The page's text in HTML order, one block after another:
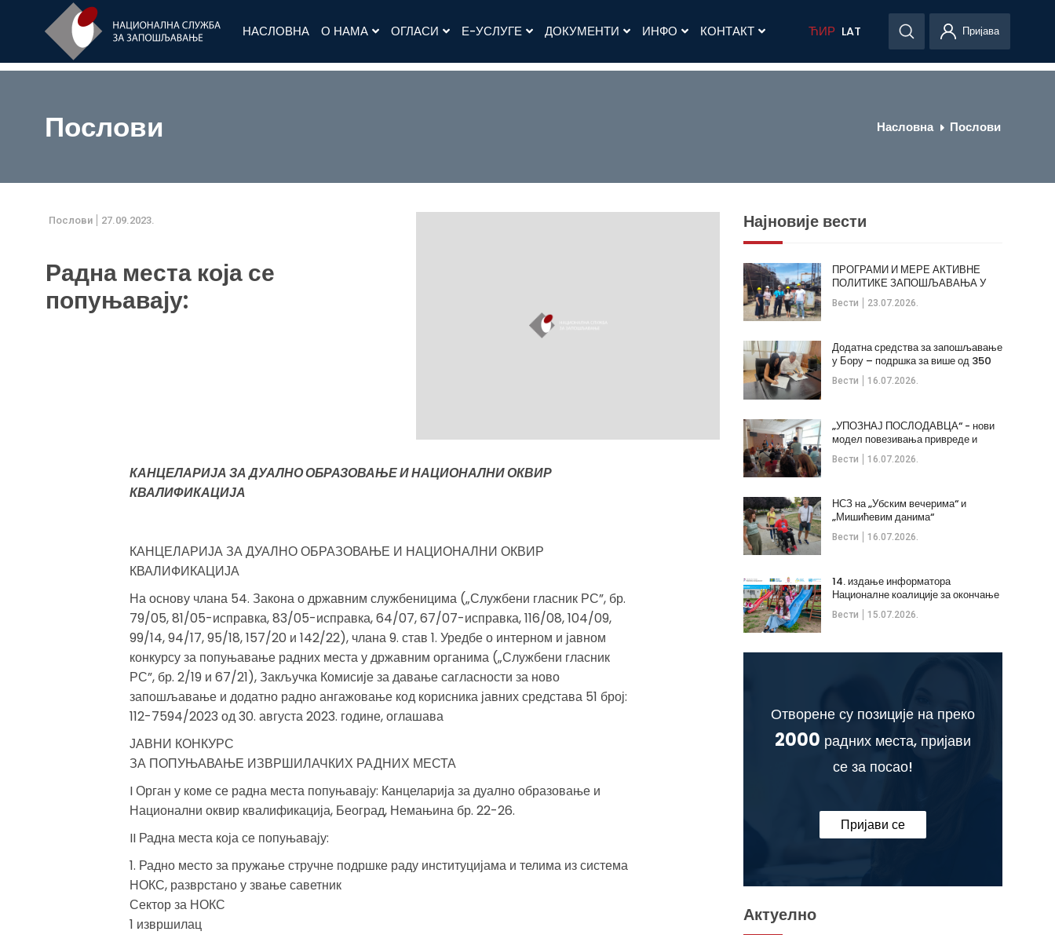
НАСЛОВНА О НАМА ОГЛАСИ Е-УСЛУГЕ ДОКУМЕНТИ ИНФО КОНТАКТ ЋИР LAT Пријава
Послови Насловна Послови
Послови 27.09.2023.
Радна места која се
попуњавају:
КАНЦЕЛАРИЈА ЗА ДУАЛНО ОБРАЗОВАЊЕ И НАЦИОНАЛНИ ОКВИР
КВАЛИФИКАЦИЈА
КАНЦЕЛАРИЈА ЗА ДУАЛНО ОБРАЗОВАЊЕ И НАЦИОНАЛНИ ОКВИР
КВАЛИФИКАЦИЈА
На основу члана 54. Закона о државним службеницима („Службени гласник РС”, бр.
79/05, 81/05-исправка, 83/05-исправка, 64/07, 67/07-исправка, 116/08, 104/09,
99/14, 94/17, 95/18, 157/20 и 142/22), члана 9. став 1. Уредбе о интерном и јавном
конкурсу за попуњавање радних места у државним органима („Службени гласник
РС”, бр. 2/19 и 67/21), Закључка Комисије за давање сагласности за ново
запошљавање и додатно радно ангажовање код корисника јавних средстава 51 број:
112-7594/2023 од 30. августа 2023. године, оглашава
ЈАВНИ КОНКУРС
ЗА ПОПУЊАВАЊЕ ИЗВРШИЛАЧКИХ РАДНИХ МЕСТА
I Орган у коме се радна места попуњавају: Канцеларија за дуално образовање и
Национални оквир квалификација, Београд, Немањина бр. 22-26.
II Радна места која се попуњавају:
1. Радно место за пружање стручне подршке раду институцијама и телима из система
НОКС, разврстано у звање саветник
Сектор за НОКС
1 извршилац
Најновије вести
Вести 23.07.2026.
ПРОГРАМИ И МЕРЕ АКТИВНЕ
ПОЛИТИКЕ ЗАПОШЉАВАЊА У
ОПШТИНИ КЛАДОВО
Вести 16.07.2026.
Додатна средства за запошљавање
у Бору – подршка за више од 350
незапослених
Вести 16.07.2026.
„УПОЗНАЈ ПОСЛОДАВЦА“ - нови
модел повезивања привреде и
стручних кадрова
Вести 16.07.2026.
НСЗ на „Убским вечерима“ и
„Мишићевим данима“
Вести 15.07.2026.
14. издање информатора
Националне коалиције за окончање
дечијих бракова
Отворене су позиције на преко
2000 радних места, пријави
се за посао!
Пријави се
Актуелно